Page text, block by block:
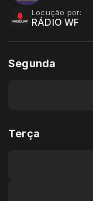
Locução por:
RÁDIO WF
Segunda
Terça